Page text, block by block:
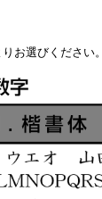
お選びください。